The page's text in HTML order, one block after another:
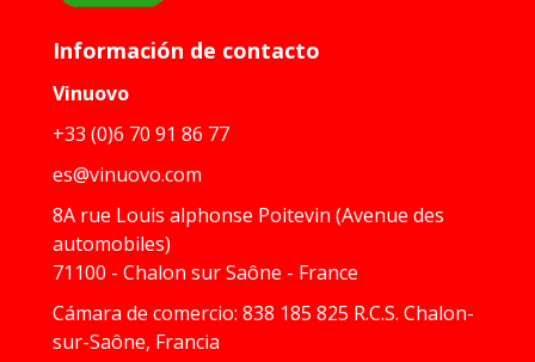
Información de contacto
Vinuovo
+33 (0)6 70 91 86 77
es@vinuovo.com
8A rue Louis alphonse Poitevin (Avenue des
automobiles)
71100 - Chalon sur Saône - France
Cámara de comercio: 838 185 825 R.C.S. Chalon-
sur-Saône, Francia